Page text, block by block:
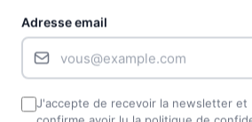
Pour Xi Jinping, la
larmes des villageois.
peuple» , résonne
En mêlant traditions
Adresse email
J'accepte de recevoir la newsletter et